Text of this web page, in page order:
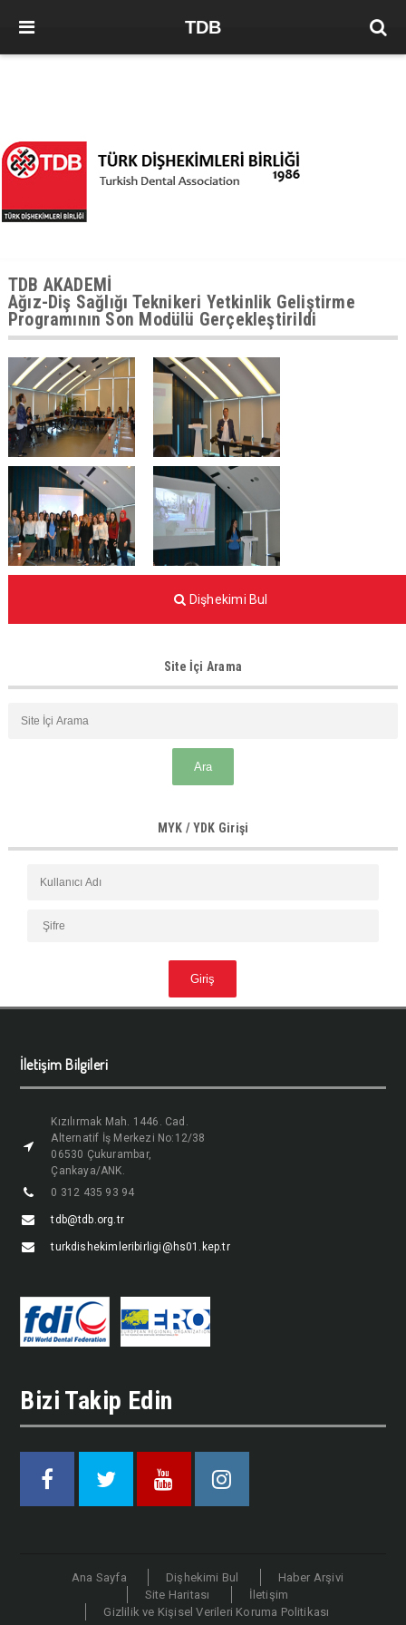
TDB
TDB AKADEMİ
Ağız-Diş Sağlığı Teknikeri Yetkinlik Geliştirme
Programının Son Modülü Gerçekleştirildi
Dişhekimi Bul
Site İçi Arama
MYK / YDK Girişi
İletişim Bilgileri
Kızılırmak Mah. 1446. Cad.
Alternatif İş Merkezi No:12/38
06530 Çukurambar,
Çankaya/ANK.
0 312 435 93 94
tdb@tdb.org.tr
turkdishekimleribirligi@hs01.kep.tr
Bizi Takip Edin
Facebook Twitter Youtube Instagram
Ana Sayfa Dişhekimi Bul
Haber Arşivi
Site Haritası
İletişim
Gizlilik ve Kişisel Verileri Koruma Politikası